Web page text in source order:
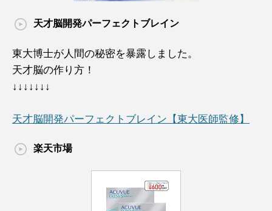
天才脳開発パーフェクトブレイン
東大博士が人間の秘密を暴露しました。
天才脳の作り方！
↓↓↓↓↓↓↓
天才脳開発パーフェクトブレイン【東大医師監修】
楽天市場